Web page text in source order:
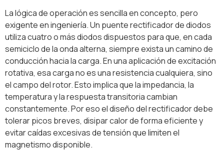
La lógica de operación es sencilla en concepto, pero
exigente en ingeniería. Un puente rectificador de diodos
utiliza cuatro o más diodos dispuestos para que, en cada
semiciclo de la onda alterna, siempre exista un camino de
conducción hacia la carga. En una aplicación de excitación
rotativa, esa carga no es una resistencia cualquiera, sino
el campo del rotor. Esto implica que la impedancia, la
temperatura y la respuesta transitoria cambian
constantemente. Por eso el diseño del rectificador debe
tolerar picos breves, disipar calor de forma eficiente y
evitar caídas excesivas de tensión que limiten el
magnetismo disponible.